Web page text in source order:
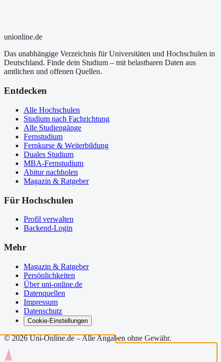
unionline.de
Das unabhängige Verzeichnis für Universitäten und Hochschulen in
Deutschland. Finde dein Studium – mit belastbaren Daten aus
amtlichen und offenen Quellen.
Entdecken
Alle Hochschulen
Studium nach Fachrichtung
Alle Studiengänge
Fernstudium
Fernkurse & Weiterbildung
Duales Studium
MBA-Fernstudium
Abitur nachholen
Magazin & Ratgeber
Für Hochschulen
Profil verwalten
Backend-Login
Mehr
Magazin & Ratgeber
Persönlichkeiten
Über uni-online.de
Datenquellen
Impressum
Datenschutz
Cookie-Einstellungen
©2026Uni-Online.de – Alle Angaben ohne Gewähr.